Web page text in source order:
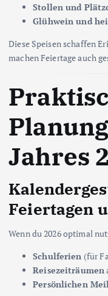
Stollen und
Glühwein und
Diese Speisen schaffen
machen Feiertage auch
Jahres
Feiertagen
Wenn du 2026 optimal
Schulferien (für
Reisezeiträumen
Persönlichen